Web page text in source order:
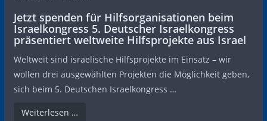
Jetzt spenden für Hilfsorganisationen beim
Israelkongress 5. Deutscher Israelkongress
präsentiert weltweite Hilfsprojekte aus Israel
Weltweit sind israelische Hilfsprojekte im Einsatz – wir
wollen drei ausgewählten Projekten die Möglichkeit geben,
sich beim 5. Deutschen Israelkongress …
Weiterlesen …